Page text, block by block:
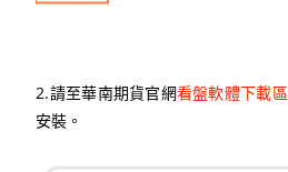
2.請至華南期貨官網看盤軟體下載區
安裝 。